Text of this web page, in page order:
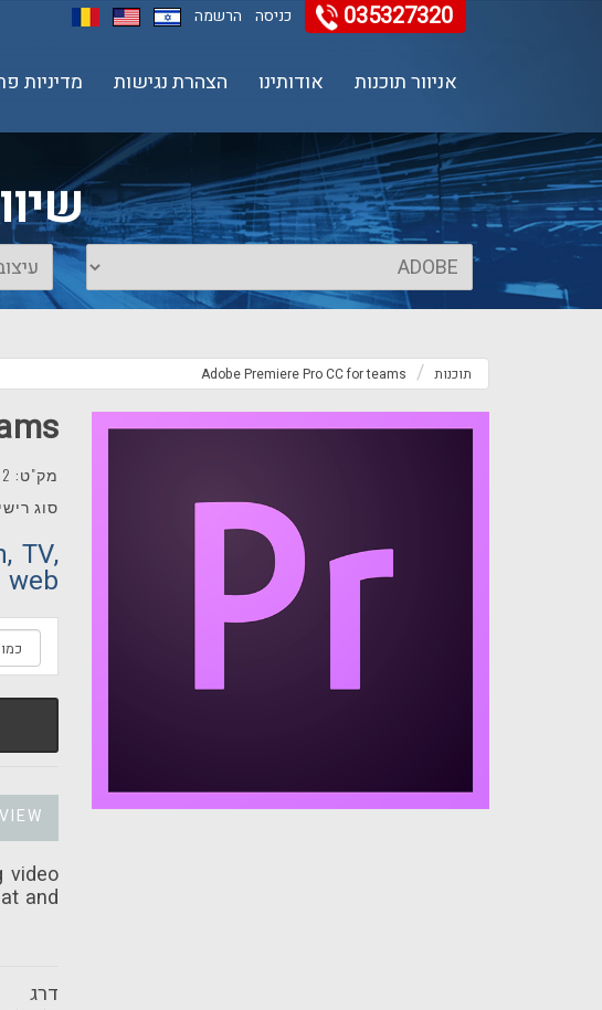
035327320 כניסה הרשמה
אניוור תוכנות אודותינו הצהרת נגישות מדיניות
תוכנות Adobe Premiere Pro CC for teams
מק"ט: 65270432BA01A12
סוג
TV,
video
and
דרג